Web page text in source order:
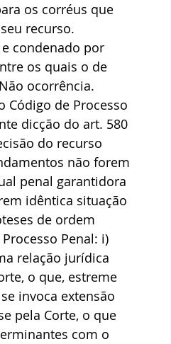
os corréus que
recurso.
condenado por
os quais o de
ocorrência.
Código de Processo
dicção do art. 580
do recurso
não forem
penal garantidora
idêntica situação
de ordem
Penal: i)
relação jurídica
o que, estreme
invoca extensão
pela Corte, o que
com o